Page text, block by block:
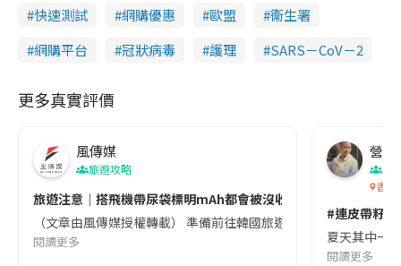
快速測試
網購優惠 歐盟
衞生署
網購平台
冠狀病毒 護理 SARS－CoV－2
更多真實評價
風傳媒
旅遊攻略
旅遊注意｜搭飛機帶尿袋標明mAh都會被沒收😱出發前切記檢查
（文章由風傳媒授權轉載） 準備前往韓國旅遊的民眾，近期要
閱讀更多
營養
香港
#連皮帶籽
夏天其中一
閱讀更多